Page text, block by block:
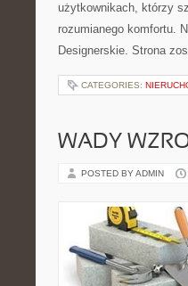
użytkownikach, którzy
rozumianego komfortu.
Designerskie. Strona
CATEGORIES:
WADY
POSTED BY ADMIN